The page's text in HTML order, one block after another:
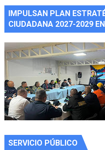
IMPULSAN PLAN
CIUDADANA 2027-2029
SERVICIO PÚBLICO